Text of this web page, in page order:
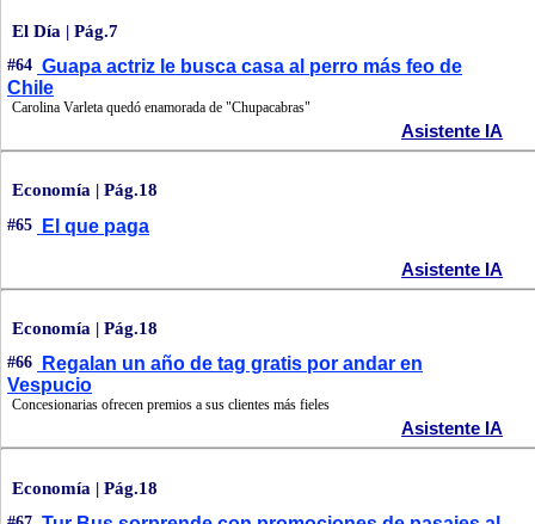
El Día | Pág.7
#64 Guapa actriz le busca casa al perro más feo de
Chile
Carolina Varleta quedó enamorada de "Chupacabras"
Asistente IA
Economía | Pág.18
#65 El que paga
Asistente IA
Economía | Pág.18
#66
Regalan un año de tag gratis por andar en
Vespucio
Concesionarias ofrecen premios a sus clientes más fieles
Asistente IA
Economía | Pág.18